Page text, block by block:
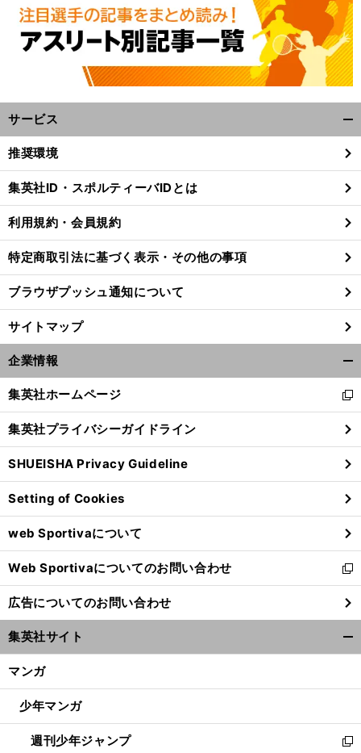
日
」
。
犬
」
サービス
閉
る
推奨環境
集英社ID・スポルティーバIDとは
利用規約・会員規約
特定商取引法に基づく表示・その他の事項
ブラウザプッシュ通知について
サイトマップ
企業情報
閉
る
集英社ホームページ
新
し
い
ウ
ィ
ン
ド
ウ
で
開
く
集英社プライバシーガイドライン
SHUEISHA Privacy Guideline
Setting of Cookies
web Sportivaについて
Web Sportivaについてのお問い合わせ
新
し
い
ウ
ィ
ン
ウ
開
く
広告についてのお問い合わせ
集英社サイト
マンガ
少年マンガ
週刊少年ジャンプ
新